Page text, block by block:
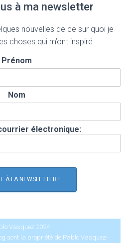
à ma newsletter
nouvelles de ce sur quoi je
choses qui m’ont inspiré.
Prénom
Nom
électronique:
Vasquez 2024
sont la propriété de Pablo Vasquez-